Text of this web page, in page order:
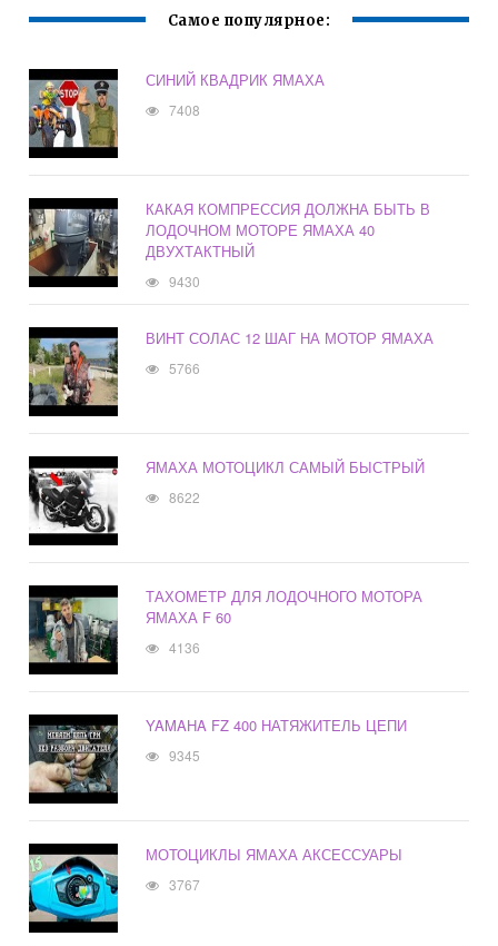
Самое популярное:
СИНИЙ КВАДРИК ЯМАХА
7408
КАКАЯ КОМПРЕССИЯ ДОЛЖНА БЫТЬ В
ЛОДОЧНОМ МОТОРЕ ЯМАХА 40
ДВУХТАКТНЫЙ
9430
ВИНТ СОЛАС 12 ШАГ НА МОТОР ЯМАХА
5766
ЯМАХА МОТОЦИКЛ САМЫЙ БЫСТРЫЙ
8622
ТАХОМЕТР ДЛЯ ЛОДОЧНОГО МОТОРА
ЯМАХА F 60
4136
YAMAHA FZ 400 НАТЯЖИТЕЛЬ ЦЕПИ
9345
МОТОЦИКЛЫ ЯМАХА АКСЕССУАРЫ
3767